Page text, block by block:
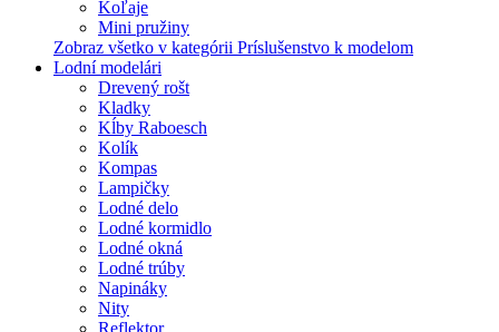
Koľaje
Mini pružiny
Zobraz všetko v kategórii Príslušenstvo k modelom
Lodní modelári
Drevený rošt
Kladky
Kĺby Raboesch
Kolík
Kompas
Lampičky
Lodné delo
Lodné kormidlo
Lodné okná
Lodné trúby
Napináky
Nity
Reflektor